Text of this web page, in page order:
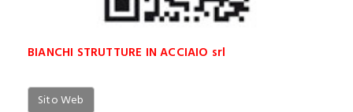
BIANCHI STRUTTURE IN ACCIAIO srl
Sito Web